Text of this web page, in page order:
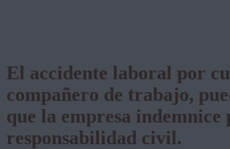
El accidente laboral por
compañero de trabajo,
que la empresa indemnice
responsabilidad civil.